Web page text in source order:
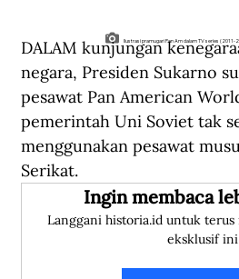
Ilustrasi pramugari Pan Am dalam TV series
DALAM kunjungan
negara, Presiden Sukarno
pesawat Pan American
pemerintah Uni Soviet tak
menggunakan pesawat
Serikat.
Ingin membaca
Langgani historia.id untuk terus
eksklusif